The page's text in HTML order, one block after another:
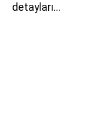
detayları...